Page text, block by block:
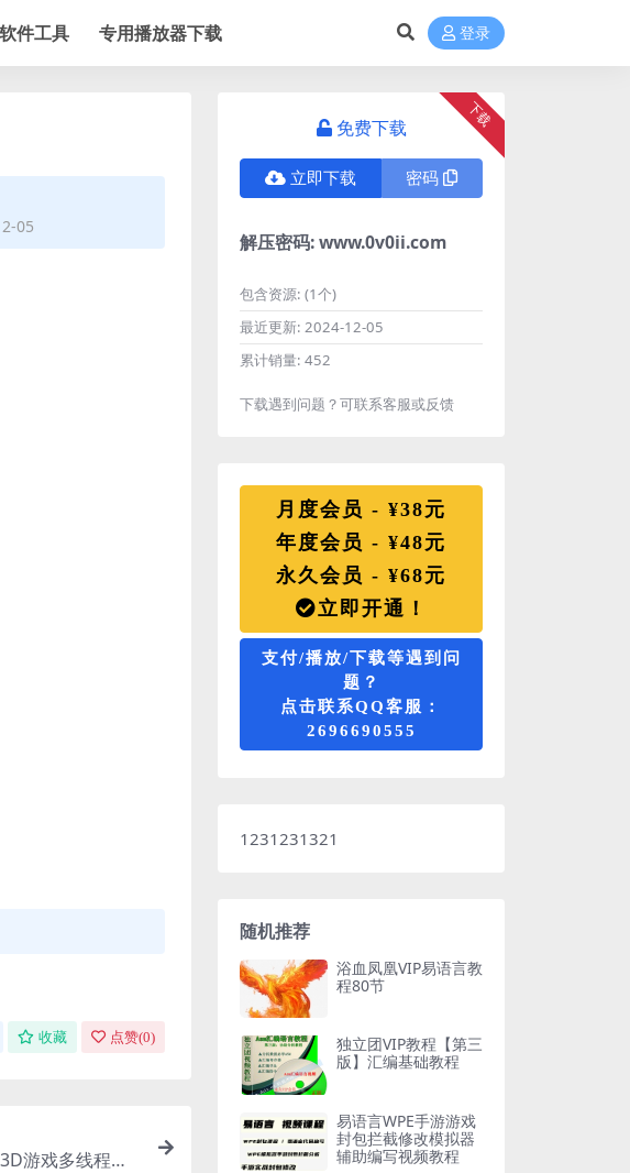
软件工具 专用播放器下载 登录
05
收藏 点赞(0)
游戏多线程实
下载
免费下载
立即下载 密码
解压密码:www.0v0ii.com
包含资源: (1个)
最近更新: 2024-12-05
累计销量: 452
下载遇到问题？可联系客服或反馈
月度会员 - ¥38元
年度会员 - ¥48元
永久会员 - ¥68元
立即开通！
支付/播放/下载等遇到问
题？
点击联系QQ客服：
2696690555
1231231321
随机推荐
浴血凤凰VIP易语言教
程80节
独立团VIP教程【第三
版】汇编基础教程
易语言WPE手游游戏
封包拦截修改模拟器
辅助编写视频教程